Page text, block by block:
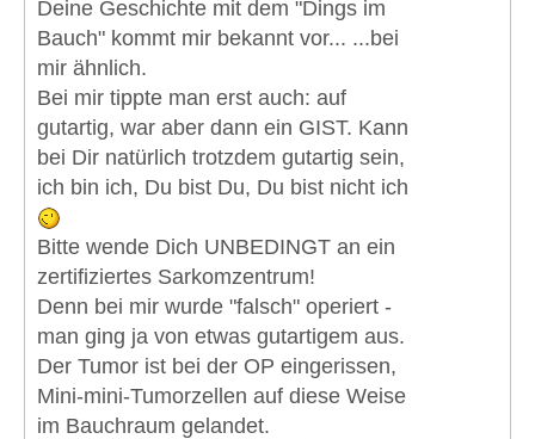
Deine Geschichte mit dem "Dings im
Bauch" kommt mir bekannt vor... ...bei
mir ähnlich.
Bei mir tippte man erst auch: auf
gutartig, war aber dann ein GIST. Kann
bei Dir natürlich trotzdem gutartig sein,
ich bin ich, Du bist Du, Du bist nicht ich
Bitte wende Dich UNBEDINGT an ein
zertifiziertes Sarkomzentrum!
Denn bei mir wurde "falsch" operiert -
man ging ja von etwas gutartigem aus.
Der Tumor ist bei der OP eingerissen,
Mini-mini-Tumorzellen auf diese Weise
im Bauchraum gelandet.